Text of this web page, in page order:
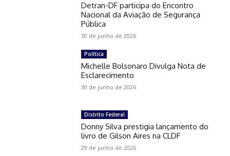
Detran-DF participa do Encontro
Nacional da Aviação de Segurança
Pública
30 de junho de 2026
Política
Michelle Bolsonaro Divulga Nota de
Esclarecimento
30 de junho de 2026
Distrito Federal
Donny Silva prestigia lançamento do
livro de Gilson Aires na CLDF
29 de junho de 2026